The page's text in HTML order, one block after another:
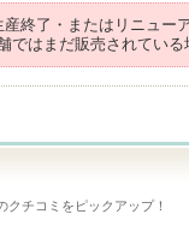
終了・またはリニュー
ではまだ販売されている
クチコミをピックアップ！